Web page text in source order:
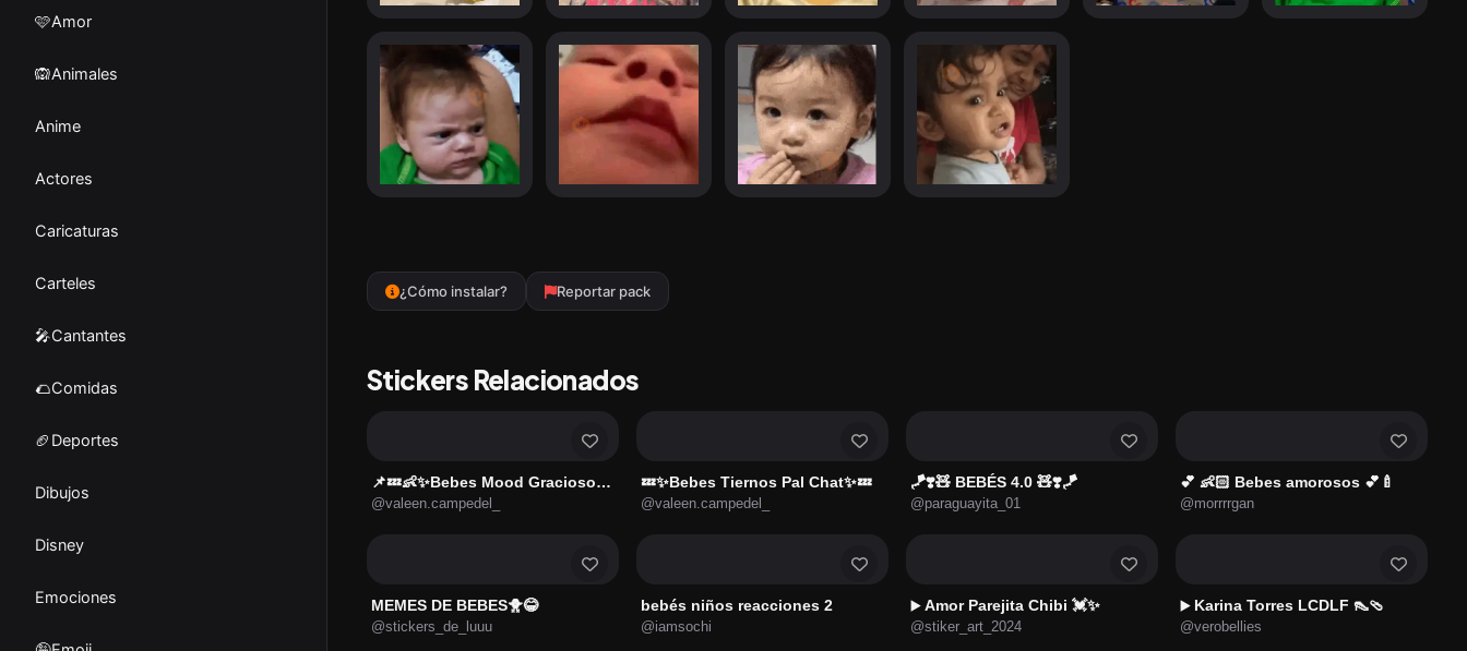
🩷Amor
🙉Animales
Anime
Actores
Caricaturas
Carteles
🎤Cantantes
🌮Comidas
🏈Deportes
Dibujos
Disney
Emociones
¿Cómo instalar? Reportar pack
Stickers Relacionados
📌💤👶✨Bebes Mood Graciosos✨👶💤
@valeen.campedel_
💤✨️Bebes Tiernos Pal Chat✨️💤
@valeen.campedel_
🪁❣️🧸 BEBÉS 4.0 🧸❣️🪁
@paraguayita_01
💕 👶🏻 Bebes amorosos 💕🍼
@morrrrgan
MEMES DE BEBES🐥😂
@stickers_de_luuu
bebés niños reacciones 2
@iamsochi
▶️ Amor Parejita Chibi 💓✨
@stiker_art_2024
▶️ Karina Torres LCDLF 👠🩴
@verobellies